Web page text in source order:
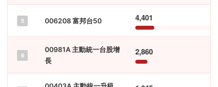
5 006208 富邦台50 4,401
6
00981A 主動統一台股增
長
2,860